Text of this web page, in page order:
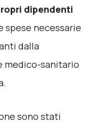
dipendenti
spese necessarie
dalla
medico-sanitario
sono stati